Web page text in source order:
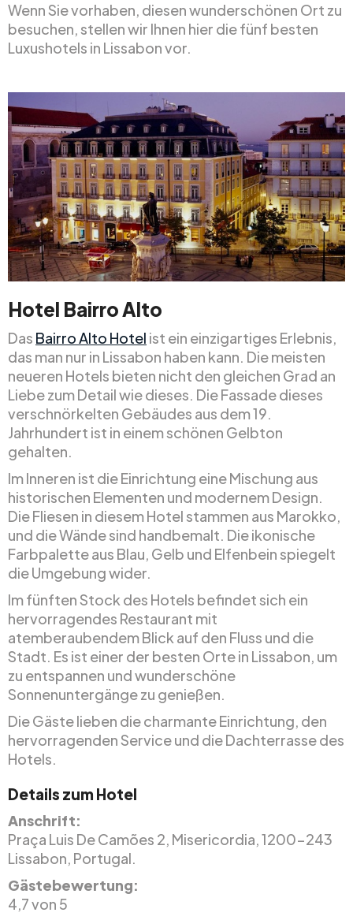
Wenn Sie vorhaben, diesen wunderschönen Ort zu
besuchen, stellen wir Ihnen hier die fünf besten
Luxushotels in Lissabon vor.
Hotel Bairro Alto
Das Bairro Alto Hotel ist ein einzigartiges Erlebnis,
das man nur in Lissabon haben kann. Die meisten
neueren Hotels bieten nicht den gleichen Grad an
Liebe zum Detail wie dieses. Die Fassade dieses
verschnörkelten Gebäudes aus dem 19.
Jahrhundert ist in einem schönen Gelbton
gehalten.
Im Inneren ist die Einrichtung eine Mischung aus
historischen Elementen und modernem Design.
Die Fliesen in diesem Hotel stammen aus Marokko,
und die Wände sind handbemalt. Die ikonische
Farbpalette aus Blau, Gelb und Elfenbein spiegelt
die Umgebung wider.
Im fünften Stock des Hotels befindet sich ein
hervorragendes Restaurant mit
atemberaubendem Blick auf den Fluss und die
Stadt. Es ist einer der besten Orte in Lissabon, um
zu entspannen und wunderschöne
Sonnenuntergänge zu genießen.
Die Gäste lieben die charmante Einrichtung, den
hervorragenden Service und die Dachterrasse des
Hotels.
Details zum Hotel
Anschrift:
Praça Luis De Camões 2, Misericordia, 1200-243
Lissabon, Portugal.
Gästebewertung:
4,7 von 5